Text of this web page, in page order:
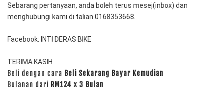
Sebarang pertanyaan, anda boleh terus mesej(inbox) dan
menghubungi kami di talian 0168353668.
Facebook: INTI DERAS BIKE
TERIMA KASIH
Beli dengan cara Beli Sekarang Bayar Kemudian
Bulanan dari RM124 x 3 Bulan